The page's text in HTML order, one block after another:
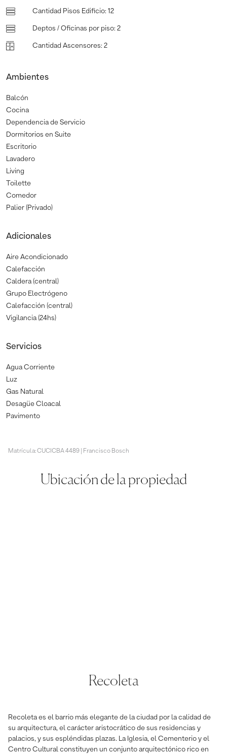
Cantidad Pisos Edificio: 12
Deptos / Oficinas por piso: 2
Cantidad Ascensores: 2
Ambientes
Balcón
Cocina
Dependencia de Servicio
Dormitorios en Suite
Escritorio
Lavadero
Living
Toilette
Comedor
Palier (Privado)
Adicionales
Aire Acondicionado
Calefacción
Caldera (central)
Grupo Electrógeno
Calefacción (central)
Vigilancia (24hs)
Servicios
Agua Corriente
Luz
Gas Natural
Desagüe Cloacal
Pavimento
Matrícula: CUCICBA 4489 | Francisco Bosch
Ubicación de la propiedad
Recoleta
Recoleta es el barrio más elegante de la ciudad por la calidad de
su arquitectura, el carácter aristocrático de sus residencias y
palacios, y sus espléndidas plazas. La Iglesia, el Cementerio y el
Centro Cultural constituyen un conjunto arquitectónico rico en